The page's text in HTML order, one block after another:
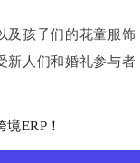
及孩子们的花童服饰
新人们和婚礼参与者
ERP！